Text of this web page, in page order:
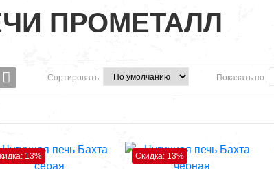
ПРОМЕТАЛЛ
Сортировать Показать по
13% Скидка: 13%